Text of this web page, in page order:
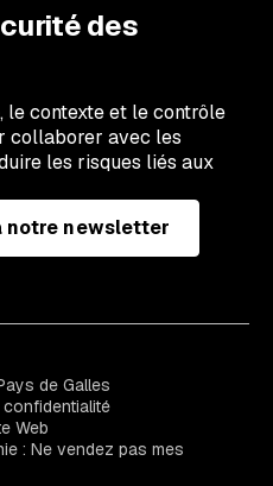
des
le contexte et le contrôle
collaborer avec les
les risques liés aux
notre newsletter
de Galles
Web
: Ne vendez pas mes